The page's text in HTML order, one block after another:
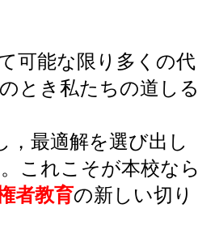
可能な限り多くの代
とき私たちの道しる
，最適解を選び出し
これこそが本校なら
者教育の新しい切り